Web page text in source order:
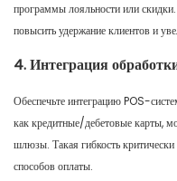
программы лояльности или
повысить удержание клиентов и
4. Интеграция
Обеспечьте интеграцию POS-
как кредитные/дебетовые карты,
шлюзы. Такая гибкость
способов оплаты.